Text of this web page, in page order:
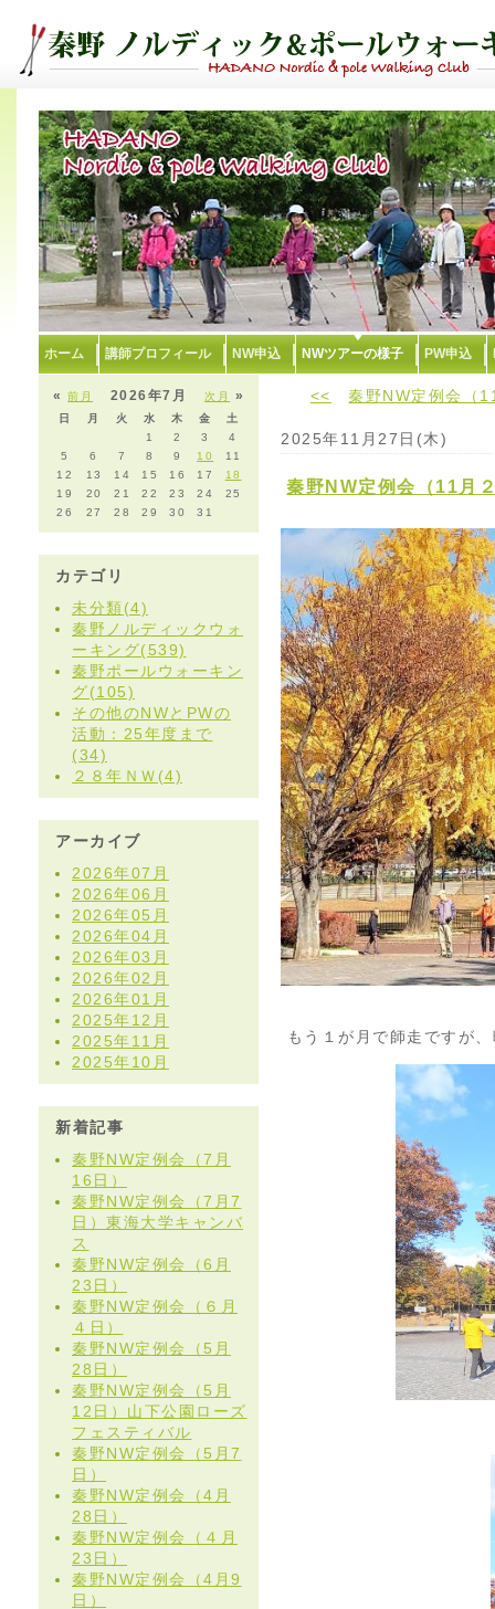
ホーム 講師プロフィール NW申込 NWツアーの様子 PW申込
«前月 次月 »
2026年7月
日 月 火 水 木 金
土
1
2 3
4
5
6 7 8 9 10
11
12
13 14 15 16 17
18
19
20 21 22 23 24
25
26
27 28 29 30 31
カテゴリ
未分類(4)
秦野ノルディックウォ
ーキング(539)
秦野ポールウォーキン
グ(105)
その他のNWとPWの
活動：25年度まで
(34)
２８年ＮＷ(4)
アーカイブ
2026年07月
2026年06月
2026年05月
2026年04月
2026年03月
2026年02月
2026年01月
2025年12月
2025年11月
2025年10月
新着記事
秦野NW定例会（7月
16日）
秦野NW定例会（7月7
日）東海大学キャンバ
ス
秦野NW定例会（6月
23日）
秦野NW定例会（６月
４日）
秦野NW定例会（5月
28日）
秦野NW定例会（5月
12日）山下公園ローズ
フェスティバル
秦野NW定例会（5月7
日）
秦野NW定例会（4月
28日）
秦野NW定例会（４月
23日）
秦野NW定例会（4月9
日）
<< 秦野NW定例会（
2025年11月27日(木)
秦野NW定例会（11月
もう１が月で師走ですが